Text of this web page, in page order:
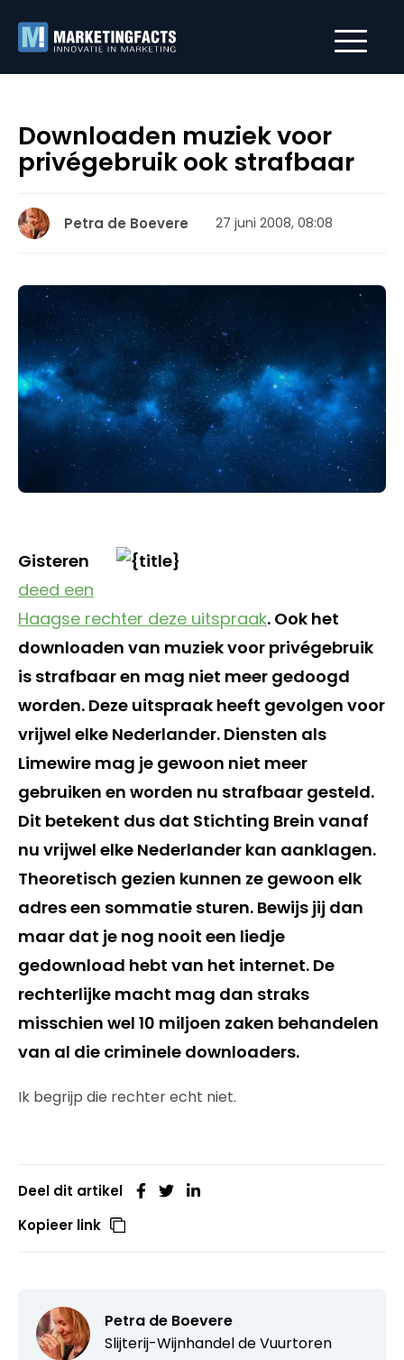
Downloaden muziek voor
privégebruik ook strafbaar
Petra de Boevere 27 juni 2008, 08:08
Gisteren
deed een
Haagse rechter deze uitspraak. Ook het
downloaden van muziek voor privégebruik
is strafbaar en mag niet meer gedoogd
worden. Deze uitspraak heeft gevolgen voor
vrijwel elke Nederlander. Diensten als
Limewire mag je gewoon niet meer
gebruiken en worden nu strafbaar gesteld.
Dit betekent dus dat Stichting Brein vanaf
nu vrijwel elke Nederlander kan aanklagen.
Theoretisch gezien kunnen ze gewoon elk
adres een sommatie sturen. Bewijs jij dan
maar dat je nog nooit een liedje
gedownload hebt van het internet. De
rechterlijke macht mag dan straks
misschien wel 10 miljoen zaken behandelen
van al die criminele downloaders.
Ik begrijp die rechter echt niet.
Deel dit artikel
Kopieer link
Petra de Boevere
Slijterij-Wijnhandel de Vuurtoren